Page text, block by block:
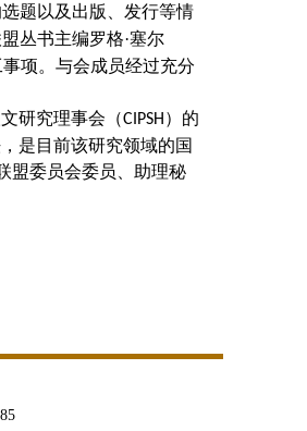
题以及出版、发行等情
丛书主编罗格·塞尔
项。与会成员经过充分
研究理事会（CIPSH ）的
是目前该研究领域的国
盟委员会委员、助理秘